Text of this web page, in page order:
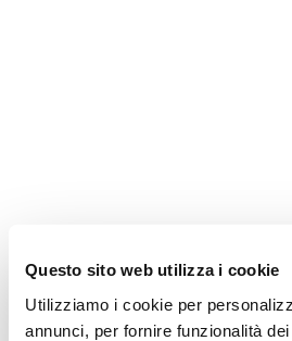
Questo sito web utilizza i cookie
Utilizziamo i cookie per
annunci, per fornire funzionalità